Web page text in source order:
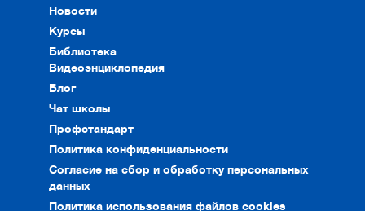
Новости
Курсы
Библиотека
Видеоэнциклопедия
Блог
Чат школы
Профстандарт
Политика конфиденциальности
Согласие на сбор и обработку персональных
данных
Политика использования файлов cookies